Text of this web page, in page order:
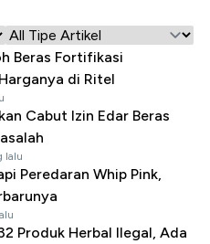
Beras Fortifikasi
di Ritel
Cabut Izin Edar Beras
lalu
Peredaran Whip Pink,
Produk Herbal Ilegal, Ada